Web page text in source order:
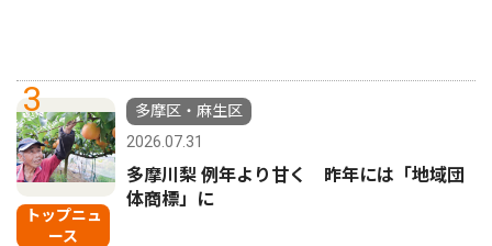
3
トップニュ
ース
多摩区・麻生区
2026.07.31
多摩川梨 例年より甘く 昨年には「地域団
体商標」に